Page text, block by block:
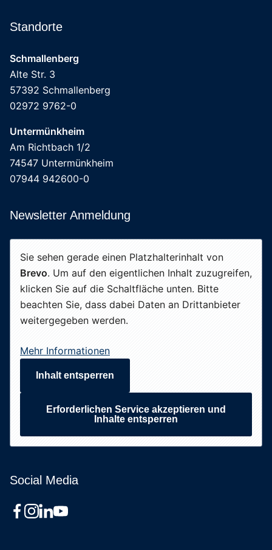
Standorte
Schmallenberg
Alte Str. 3
57392 Schmallenberg
02972 9762-0
Untermünkheim
Am Richtbach 1/2
74547 Untermünkheim
07944 942600-0
Newsletter Anmeldung
Sie sehen gerade einen Platzhalterinhalt von
Brevo. Um auf den eigentlichen Inhalt zuzugreifen,
klicken Sie auf die Schaltfläche unten. Bitte
beachten Sie, dass dabei Daten an Drittanbieter
weitergegeben werden.
Mehr Informationen
Inhalt entsperren
Erforderlichen Service akzeptieren und
Inhalte entsperren
Social Media